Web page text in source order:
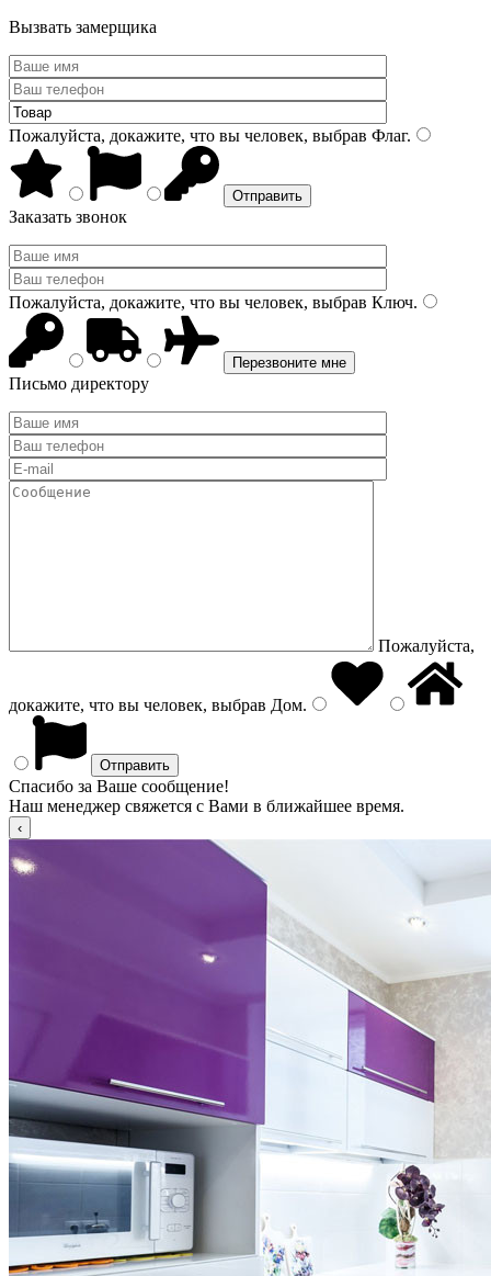
Вызвать замерщика
Пожалуйста, докажите, что вы человек, выбрав Флаг.
Заказать звонок
Пожалуйста, докажите, что вы человек, выбрав Ключ.
Письмо директору
Пожалуйста,
докажите, что вы человек, выбрав Дом.
Спасибо за Ваше сообщение!
Наш менеджер свяжется с Вами в ближайшее время.